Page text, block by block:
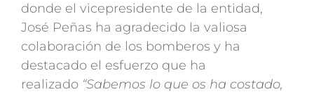
donde el vicepresidente de la entidad,
José Peñas ha agradecido la valiosa
colaboración de los bomberos y ha
destacado el esfuerzo que ha
realizado “Sabemos lo que os ha costado,